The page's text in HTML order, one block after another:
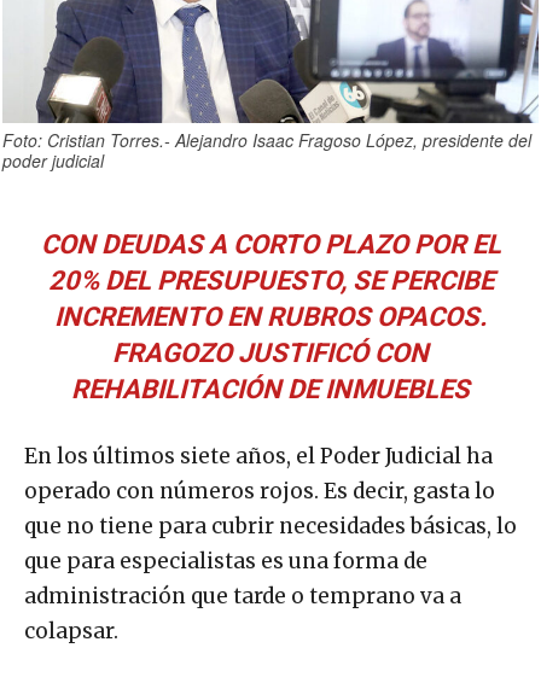
Foto: Cristian Torres.- Alejandro Isaac Fragoso López, presidente del
poder judicial
CON DEUDAS A CORTO PLAZO POR EL
20% DEL PRESUPUESTO, SE PERCIBE
INCREMENTO EN RUBROS OPACOS.
FRAGOZO JUSTIFICÓ CON
REHABILITACIÓN DE INMUEBLES
En los últimos siete años, el Poder Judicial ha
operado con números rojos. Es decir, gasta lo
que no tiene para cubrir necesidades básicas, lo
que para especialistas es una forma de
administración que tarde o temprano va a
colapsar.